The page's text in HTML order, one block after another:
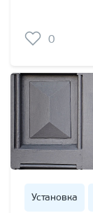
0
Установка